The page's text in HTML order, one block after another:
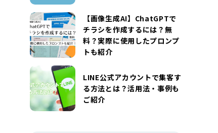
【画像生成AI】ChatGPTで
チラシを作成するには？無
料？実際に使用したプロンプ
トも紹介
LINE公式アカウントで集客す
る方法とは？活用法・事例も
ご紹介